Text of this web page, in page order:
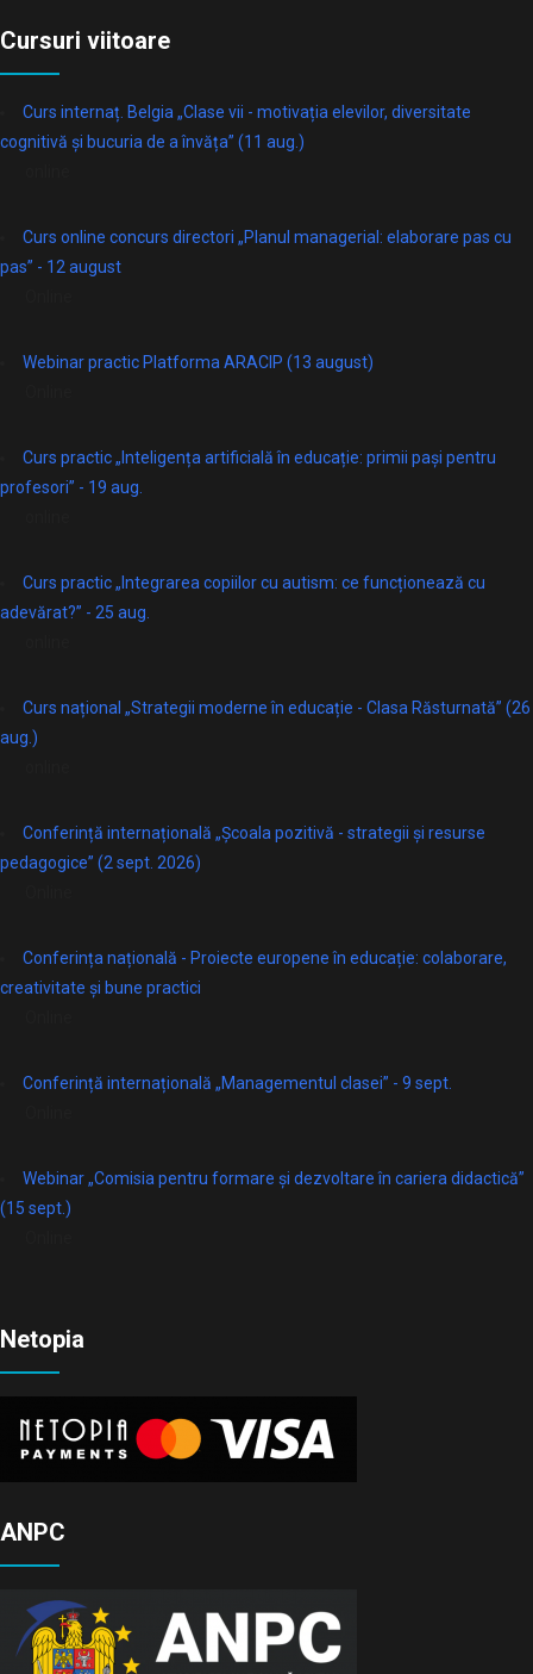
Cursuri viitoare
Curs internaț. Belgia „Clase vii - motivația elevilor, diversitate
cognitivă și bucuria de a învăța” (11 aug.)
Curs online concurs directori „Planul managerial: elaborare pas cu
pas” - 12 august
Webinar practic Platforma ARACIP (13 august)
Curs practic „Inteligența artificială în educație: primii pași pentru
profesori” - 19 aug.
Curs practic „Integrarea copiilor cu autism: ce funcționează cu
adevărat?” - 25 aug.
Curs național „Strategii moderne în educație - Clasa Răsturnată” (26
aug.)
Conferință internațională „Școala pozitivă - strategii și resurse
pedagogice” (2 sept. 2026)
Conferința națională - Proiecte europene în educație: colaborare,
creativitate și bune practici
Conferință internațională „Managementul clasei” - 9 sept.
Webinar „Comisia pentru formare și dezvoltare în cariera didactică”
(15 sept.)
Netopia
ANPC